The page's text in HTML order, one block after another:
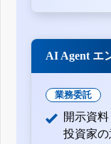
AI Agent エ
業務委託
開示資
投資家